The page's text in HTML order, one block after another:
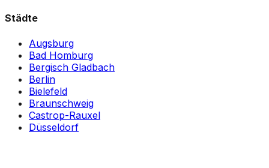
Städte
Augsburg
Bad Homburg
Bergisch Gladbach
Berlin
Bielefeld
Braunschweig
Castrop-Rauxel
Düsseldorf